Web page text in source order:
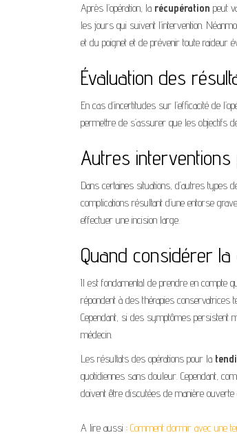
Après l’opération, la récupération peut
les jours qui suivent l’intervention.
et du poignet et de prévenir toute raideur
Évaluation des
En cas d’incertitudes sur l’efficacité de
permettre de s’assurer que les objectifs
Autres interventions
Dans certaines situations, d’autres types
complications résultant d’une entorse
effectuer une incision large.
Quand considérer
Il est fondamental de prendre en compte
répondent à des thérapies conservatrices
Cependant, si des symptômes persistent
médecin.
Les résultats des opérations pour la
quotidiennes sans douleur. Cependant,
doivent être discutées de manière
A lire aussi : Comment dormir avec une